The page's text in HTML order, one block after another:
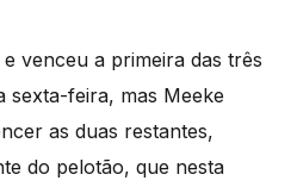
venceu a primeira das três
sexta-feira, mas Meeke
as duas restantes,
do pelotão, que nesta